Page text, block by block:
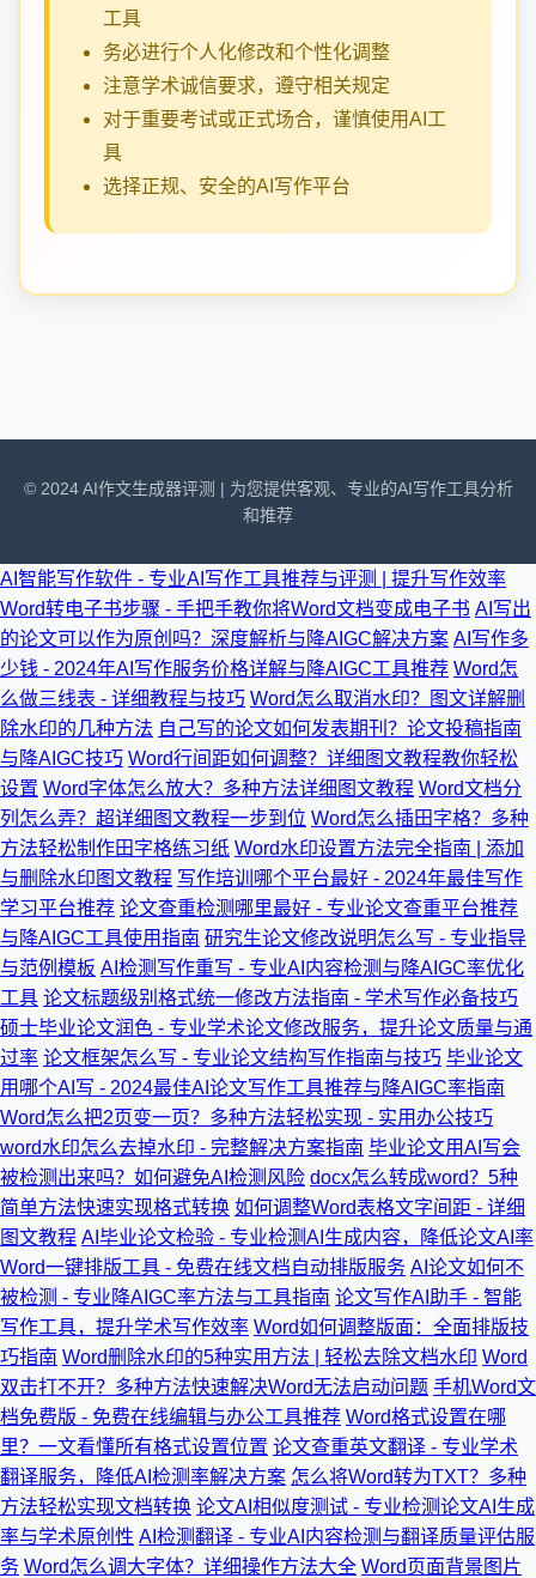
工具
务必进行个人化修改和个性化调整
注意学术诚信要求，遵守相关规定
对于重要考试或正式场合，谨慎使用AI工
具
选择正规、安全的AI写作平台
© 2024 AI作文生成器评测 | 为您提供客观、专业的AI写作工具分析
和推荐
AI智能写作软件 - 专业AI写作工具推荐与评测 | 提升写作效率
Word转电子书步骤 - 手把手教你将Word文档变成电子书 AI写出
的论文可以作为原创吗？深度解析与降AIGC解决方案 AI写作多
少钱 - 2024年AI写作服务价格详解与降AIGC工具推荐 Word怎
么做三线表 - 详细教程与技巧 Word怎么取消水印？图文详解删
除水印的几种方法 自己写的论文如何发表期刊？论文投稿指南
与降AIGC技巧 Word行间距如何调整？详细图文教程教你轻松
设置 Word字体怎么放大？多种方法详细图文教程 Word文档分
列怎么弄？超详细图文教程一步到位 Word怎么插田字格？多种
方法轻松制作田字格练习纸 Word水印设置方法完全指南 | 添加
与删除水印图文教程 写作培训哪个平台最好 - 2024年最佳写作
学习平台推荐 论文查重检测哪里最好 - 专业论文查重平台推荐
与降AIGC工具使用指南 研究生论文修改说明怎么写 - 专业指导
与范例模板 AI检测写作重写 - 专业AI内容检测与降AIGC率优化
工具 论文标题级别格式统一修改方法指南 - 学术写作必备技巧
硕士毕业论文润色 - 专业学术论文修改服务，提升论文质量与通
过率 论文框架怎么写 - 专业论文结构写作指南与技巧 毕业论文
用哪个AI写 - 2024最佳AI论文写作工具推荐与降AIGC率指南
Word怎么把2页变一页？多种方法轻松实现 - 实用办公技巧
word水印怎么去掉水印 - 完整解决方案指南 毕业论文用AI写会
被检测出来吗？如何避免AI检测风险 docx怎么转成word？5种
简单方法快速实现格式转换 如何调整Word表格文字间距 - 详细
图文教程 AI毕业论文检验 - 专业检测AI生成内容，降低论文AI率
Word一键排版工具 - 免费在线文档自动排版服务 AI论文如何不
被检测 - 专业降AIGC率方法与工具指南 论文写作AI助手 - 智能
写作工具，提升学术写作效率 Word如何调整版面：全面排版技
巧指南 Word删除水印的5种实用方法 | 轻松去除文档水印 Word
双击打不开？多种方法快速解决Word无法启动问题 手机Word文
档免费版 - 免费在线编辑与办公工具推荐 Word格式设置在哪
里？一文看懂所有格式设置位置 论文查重英文翻译 - 专业学术
翻译服务，降低AI检测率解决方案 怎么将Word转为TXT？多种
方法轻松实现文档转换 论文AI相似度测试 - 专业检测论文AI生成
率与学术原创性 AI检测翻译 - 专业AI内容检测与翻译质量评估服
务 Word怎么调大字体？详细操作方法大全 Word页面背景图片